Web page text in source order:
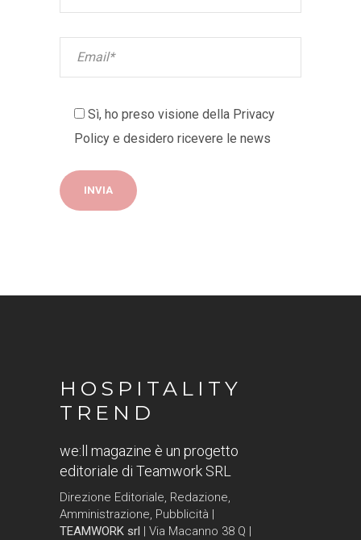
Sì, ho preso visione della Privacy
Policy e desidero ricevere le news
HOSPITALITY
TREND
we:ll magazine è un progetto
editoriale di Teamwork SRL
Direzione Editoriale, Redazione,
Amministrazione, Pubblicità |
TEAMWORK srl
| Via Macanno 38 Q |